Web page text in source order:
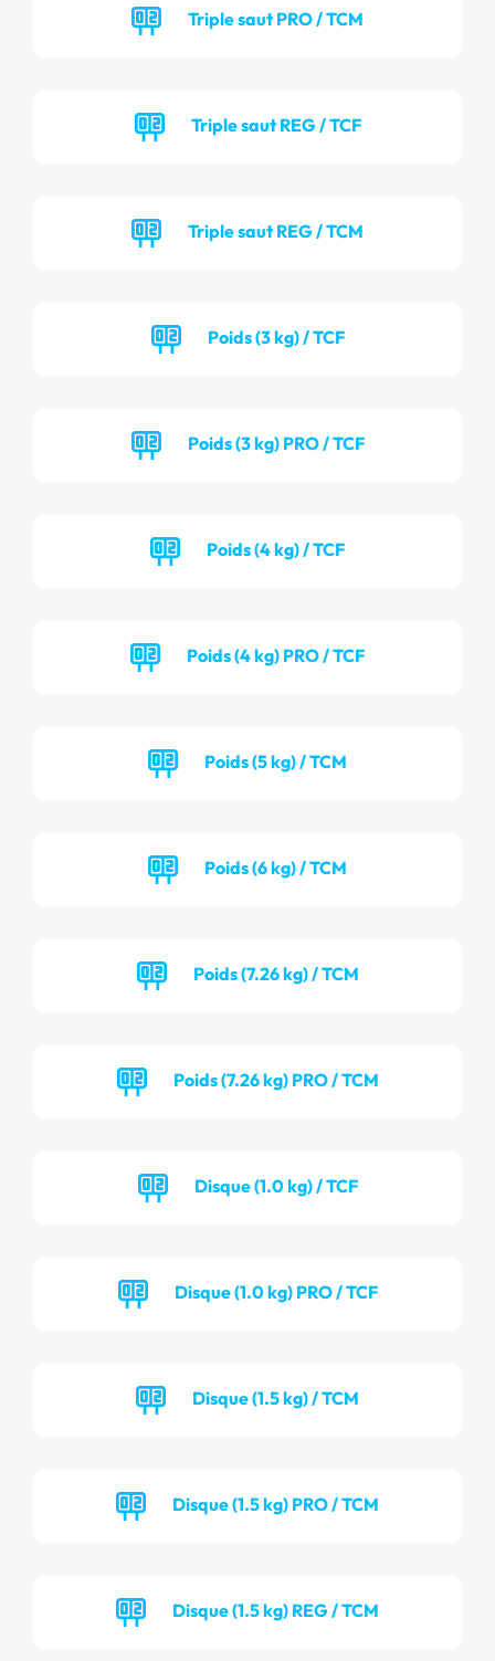
Triple saut PRO / TCM
Triple saut REG / TCF
Triple saut REG / TCM
Poids (3 kg) / TCF
Poids (3 kg) PRO / TCF
Poids (4 kg) / TCF
Poids (4 kg) PRO / TCF
Poids (5 kg) / TCM
Poids (6 kg) / TCM
Poids (7.26 kg) / TCM
Poids (7.26 kg) PRO / TCM
Disque (1.0 kg) / TCF
Disque (1.0 kg) PRO / TCF
Disque (1.5 kg) / TCM
Disque (1.5 kg) PRO / TCM
Disque (1.5 kg) REG / TCM